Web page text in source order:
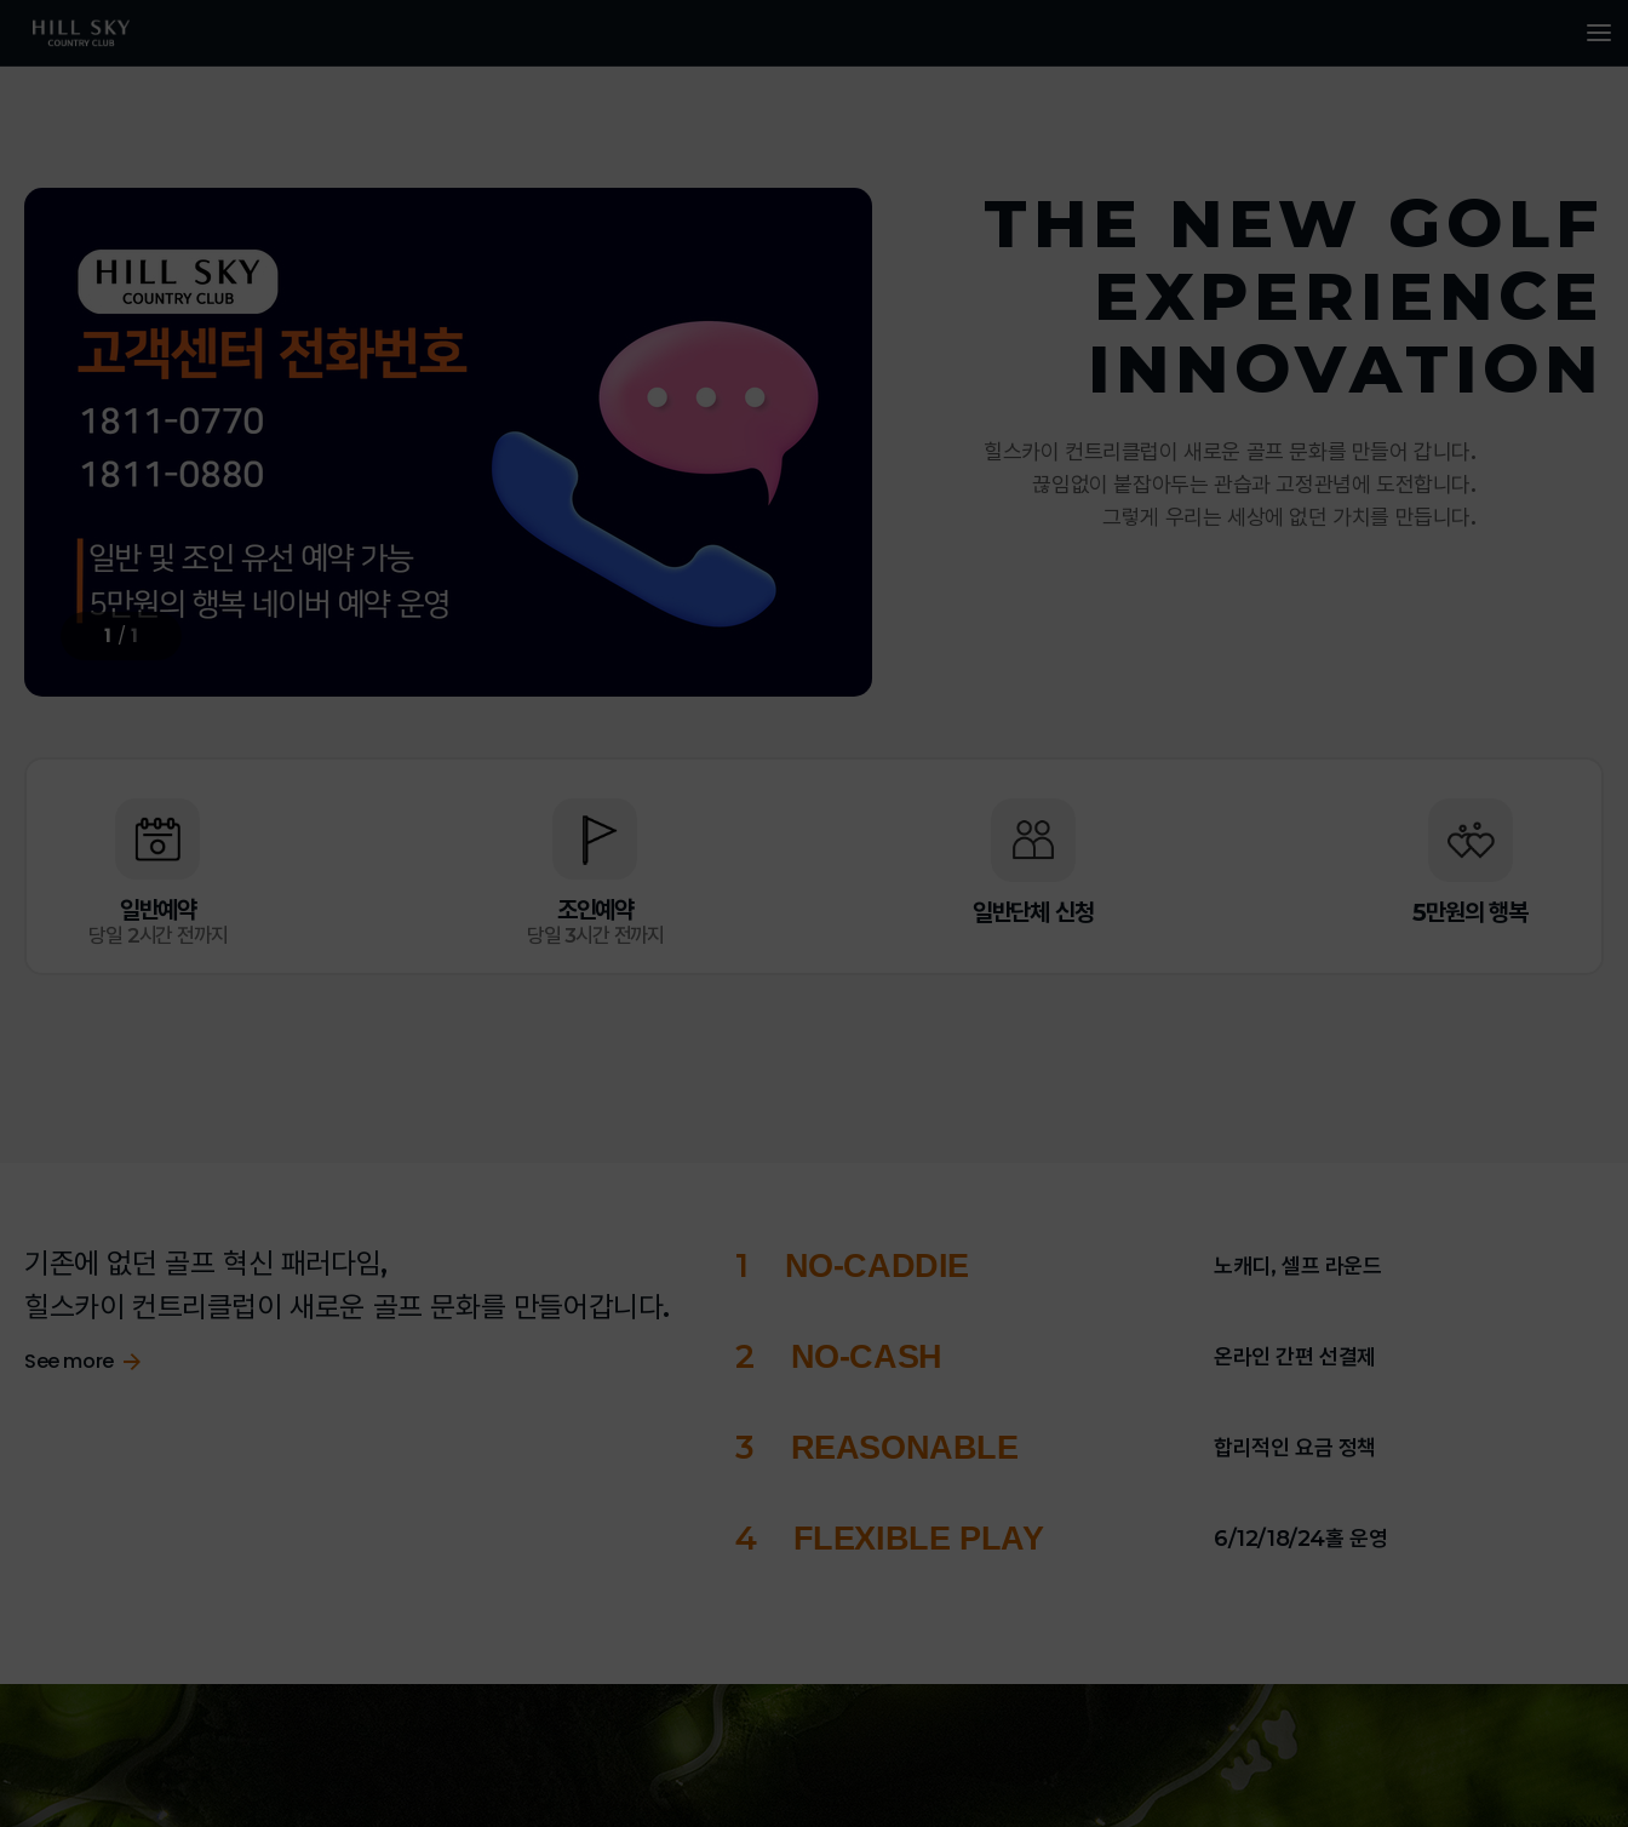
1 / 1
THE NEW GOLF
EXPERIENCE
INNOVATION
힐스카이 컨트리클럽이 새로운 골프 문화를 만들어 갑니다.
끊임없이 붙잡아두는 관습과 고정관념에 도전합니다.
그렇게 우리는 세상에 없던 가치를 만듭니다.
일반예약
당일 2시간 전까지
조인예약
당일 3시간 전까지
일반단체 신청 5만원의 행복
기존에 없던 골프 혁신 패러다임,
힐스카이 컨트리클럽이 새로운 골프 문화를 만들어갑니다.
See more
1 NO-CADDIE 노캐디, 셀프 라운드
2 NO-CASH 온라인 간편 선결제
3 REASONABLE 합리적인 요금 정책
4 FLEXIBLE PLAY 6/12/18/24홀 운영